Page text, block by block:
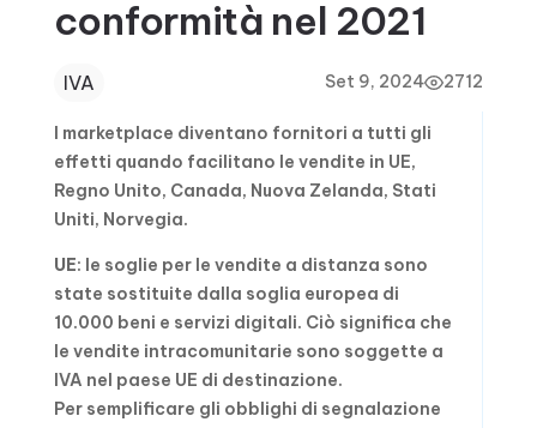
conformità nel 2021
IVA Set 9, 2024 2712
I marketplace diventano fornitori a tutti gli
effetti quando facilitano le vendite in UE,
Regno Unito, Canada, Nuova Zelanda, Stati
Uniti, Norvegia.
UE: le soglie per le vendite a distanza sono
state sostituite dalla soglia europea di
10.000 beni e servizi digitali. Ciò significa che
le vendite intracomunitarie sono soggette a
IVA nel paese UE di destinazione.
Per semplificare gli obblighi di segnalazione